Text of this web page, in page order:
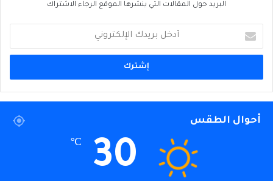
البريد حول المقالات التي ينشرها الموقع الرجاء الاشتراك
بريدك
الإلكتروني
أحوال الطقس
30
℃